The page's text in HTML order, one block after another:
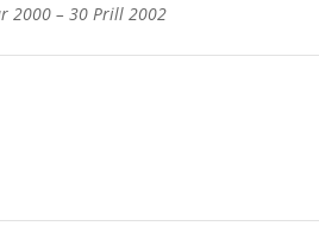
2000 – 30 Prill 2002